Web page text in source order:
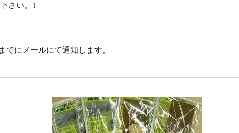
さい。）
でにメールにて通知します。